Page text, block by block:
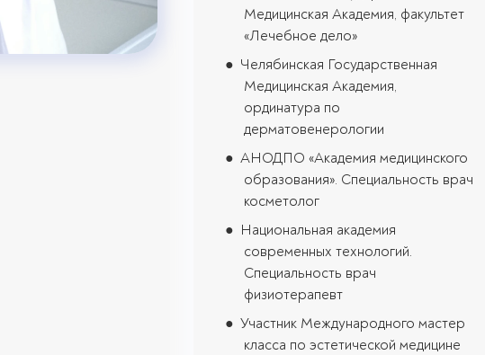
Медицинская Академия, факультет
«Лечебное дело»
Челябинская Государственная
Медицинская Академия,
ординатура по
дерматовенерологии
АНОДПО «Академия медицинского
образования». Специальность врач
косметолог
Национальная академия
современных технологий.
Специальность врач
физиотерапевт
Участник Международного мастер
класса по эстетической медицине